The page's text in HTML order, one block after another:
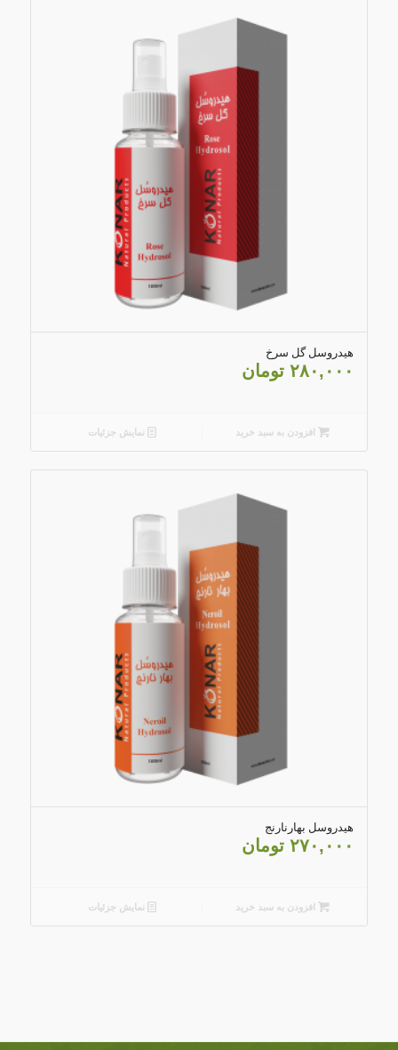
4.20
هیدروسل گل سرخ
۲۸۰,۰۰۰ تومان
افزودن به سبد خرید نمایش جزئیات
5.00
هیدروسل بهارنارنج
۲۷۰,۰۰۰ تومان
افزودن به سبد خرید نمایش جزئیات